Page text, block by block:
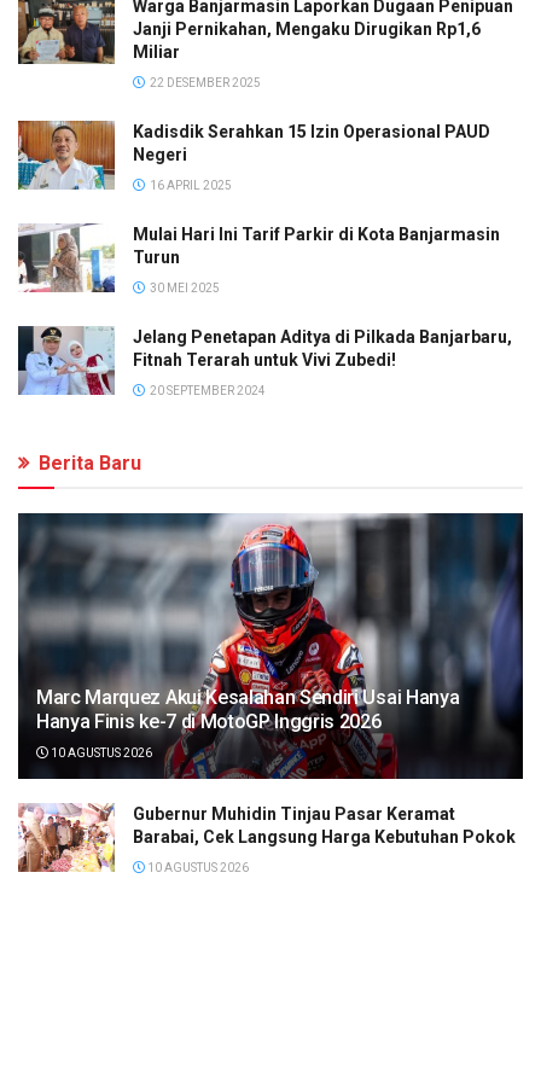
Warga Banjarmasin Laporkan Dugaan Penipuan
Janji Pernikahan, Mengaku Dirugikan Rp1,6
Miliar
22 DESEMBER 2025
Kadisdik Serahkan 15 Izin Operasional PAUD
Negeri
16 APRIL 2025
Mulai Hari Ini Tarif Parkir di Kota Banjarmasin
Turun
30 MEI 2025
Jelang Penetapan Aditya di Pilkada Banjarbaru,
Fitnah Terarah untuk Vivi Zubedi!
20 SEPTEMBER 2024
Berita Baru
Marc Marquez Akui Kesalahan Sendiri Usai Hanya
Hanya Finis ke-7 di MotoGP Inggris 2026
10 AGUSTUS 2026
Gubernur Muhidin Tinjau Pasar Keramat
Barabai, Cek Langsung Harga Kebutuhan Pokok
10 AGUSTUS 2026